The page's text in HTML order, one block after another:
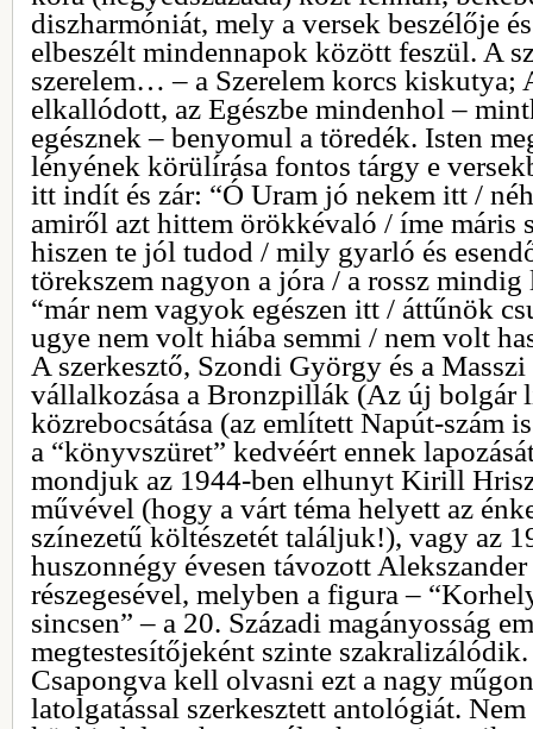
diszharmóniát, mely a versek beszélője
elbeszélt mindennapok között feszül. A
szerelem… – a Szerelem korcs kiskutya;
elkallódott, az Egészbe mindenhol –
egésznek – benyomul a töredék. Isten
lényének körülírása fontos tárgy e
itt indít és zár: “Ó Uram jó nekem itt /
amiről azt hittem örökkévaló / íme máris
hiszen te jól tudod / mily gyarló és
törekszem nagyon a jóra / a rossz
“már nem vagyok egészen itt / áttűnök
ugye nem volt hiába semmi / nem volt
A szerkesztő, Szondi György és a
vállalkozása a Bronzpillák (Az új bolgár
közrebocsátása (az említett Napút-szám
a “könyvszüret” kedvéért ennek
mondjuk az 1944-ben elhunyt Kirill
művével (hogy a várt téma helyett az
színezetű költészetét találjuk!), vagy az
huszonnégy évesen távozott
részegesével, melyben a figura –
sincsen” – a 20. Századi magányosság
megtestesítőjeként szinte szakralizálódik.
Csapongva kell olvasni ezt a nagy
latolgatással szerkesztett antológiát. Nem